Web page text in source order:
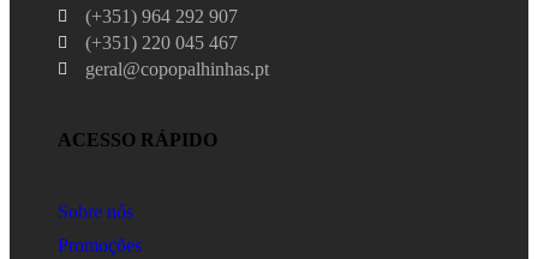
(+351) 964 292 907
(+351) 220 045 467
geral@copopalhinhas.pt
ACESSO RÁPIDO
Sobre nós
Promoções